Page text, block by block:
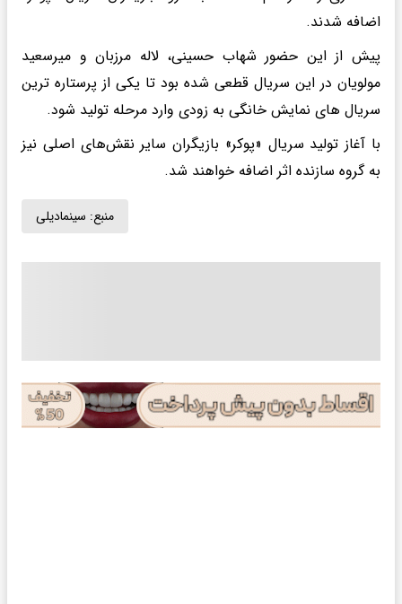
اضافه شدند.
پیش از این حضور شهاب حسینی، لاله مرزبان و میرسعید
مولویان در این سریال قطعی شده بود تا یکی از پرستاره ترین
سریال های نمایش خانگی به زودی وارد مرحله تولید شود.
با آغاز تولید سریال «پوکر» بازیگران سایر نقش‌های اصلی نیز
به گروه سازنده‌ اثر اضافه خواهند شد.
منبع: سینمادیلی